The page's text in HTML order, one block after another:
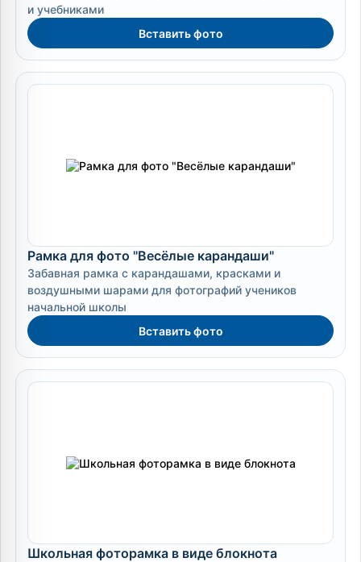
и учебниками
Вставить фото
Рамка для фото "Весёлые карандаши"
Забавная рамка с карандашами, красками и
воздушными шарами для фотографий учеников
начальной школы
Вставить фото
Школьная фоторамка в виде блокнота